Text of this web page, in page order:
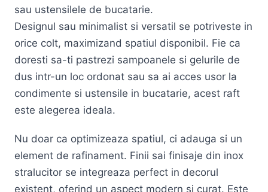
sau ustensilele de bucatarie.
Designul sau minimalist si versatil se potriveste in
orice colt, maximizand spatiul disponibil. Fie ca
doresti sa-ti pastrezi sampoanele si gelurile de
dus intr-un loc ordonat sau sa ai acces usor la
condimente si ustensile in bucatarie, acest raft
este alegerea ideala.
Nu doar ca optimizeaza spatiul, ci adauga si un
element de rafinament. Finii sai finisaje din inox
stralucitor se integreaza perfect in decorul
existent, oferind un aspect modern si curat. Este